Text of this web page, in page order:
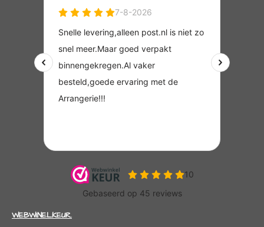
WEBWINELKEUR.